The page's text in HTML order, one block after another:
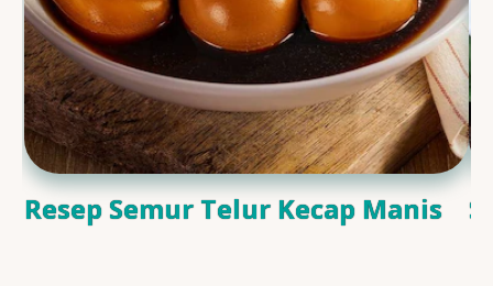
Resep Semur Telur Kecap Manis